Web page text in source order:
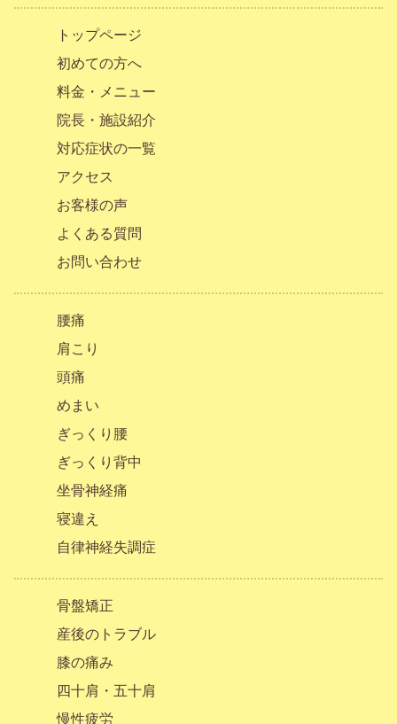
トップページ
初めての方へ
料金・メニュー
院長・施設紹介
対応症状の一覧
アクセス
お客様の声
よくある質問
お問い合わせ
腰痛
肩こり
頭痛
めまい
ぎっくり腰
ぎっくり背中
坐骨神経痛
寝違え
自律神経失調症
骨盤矯正
産後のトラブル
膝の痛み
四十肩・五十肩
慢性疲労